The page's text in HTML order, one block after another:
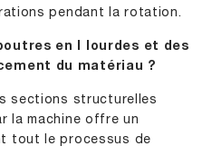
pendant la rotation.
en I lourdes et des
du matériau ?
sections structurelles
la machine offre un
tout le processus de